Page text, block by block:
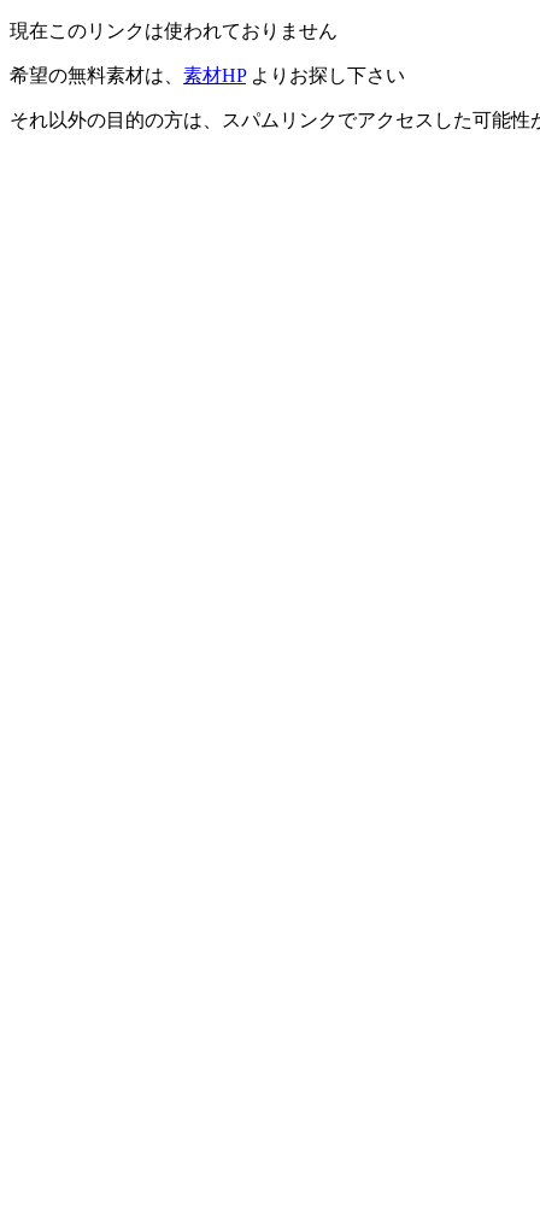
現在このリンクは使われておりません
希望の無料素材は、 素材HPよりお探し下さい
それ以外の目的の方は、スパムリンクでアクセスした可能性